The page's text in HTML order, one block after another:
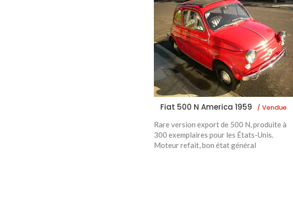
Fiat 500 N America 1959 / Vendue
Rare version export de 500 N, produite à
300 exemplaires pour les États-Unis.
Moteur refait, bon état général